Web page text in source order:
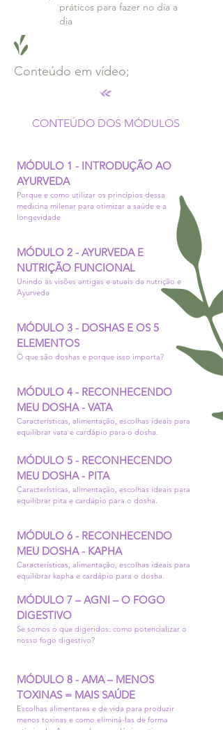
práticos para fazer no dia a
dia
Conteúdo em vídeo;
CONTEÚDO DOS MÓDULOS
MÓDULO 1 - INTRODUÇÃO AO
AYURVEDA
Porque e como utilizar os princípios dessa
medicina milenar para otimizar a saúde e a
longevidade
MÓDULO 2 - AYURVEDA E
NUTRIÇÃO FUNCIONAL
Unindo as visões antigas e atuais da nutrição e
Ayurveda
MÓDULO 3 - DOSHAS E OS 5
ELEMENTOS
O que são doshas e porque isso importa?
MÓDULO 4 - RECONHECENDO
MEU DOSHA - VATA
Características, alimentação, escolhas ideais para
equilibrar vata e cardápio para o dosha.
MÓDULO 5 - RECONHECENDO
MEU DOSHA - PITA
Características, alimentação, escolhas ideais para
equilibrar pita e cardápio para o dosha.
MÓDULO 6 - RECONHECENDO
MEU DOSHA - KAPHA
Características, alimentação, escolhas ideais para
equilibrar kapha e cardápio para o dosha.
MÓDULO 7 – AGNI – O FOGO
DIGESTIVO
Se somos o que digeridos: como potencializar o
nosso fogo digestivo?
MÓDULO 8 - AMA – MENOS
TOXINAS = MAIS SAÚDE
Escolhas alimentares e de vida para produzir
menos toxinas e como eliminá-las de forma